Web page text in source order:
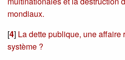
mondiaux.
[4] La dette publique, une affaire
système ?